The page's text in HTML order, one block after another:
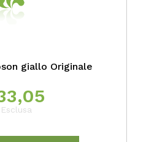
giallo Originale